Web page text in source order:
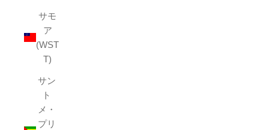
サモ
ア
(WST
T)
サン
ト
メ・
プリ